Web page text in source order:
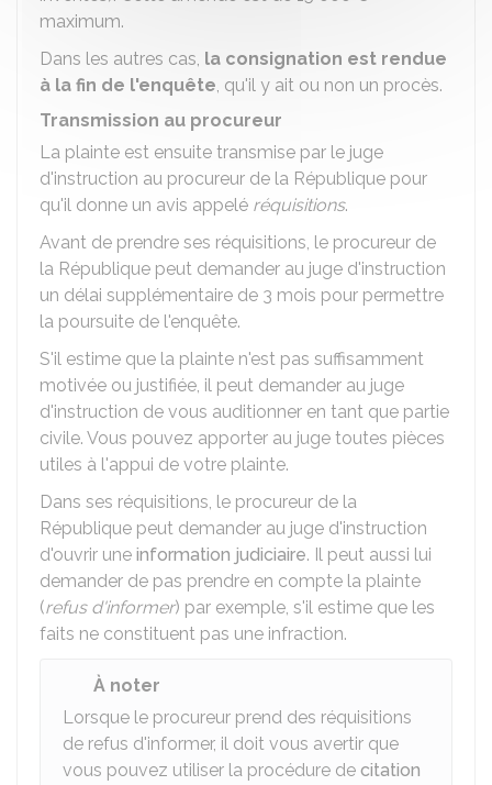
maximum.
Dans les autres cas, la consignation est rendue
à la fin de l'enquête, qu'il y ait ou non un procès.
Transmission au procureur
La plainte est ensuite transmise par le juge
d'instruction au procureur de la République pour
qu'il donne un avis appelé réquisitions.
Avant de prendre ses réquisitions, le procureur de
la République peut demander au juge d'instruction
un délai supplémentaire de 3 mois pour permettre
la poursuite de l'enquête.
S'il estime que la plainte n'est pas suffisamment
motivée ou justifiée, il peut demander au juge
d'instruction de vous auditionner en tant que partie
civile. Vous pouvez apporter au juge toutes pièces
utiles à l'appui de votre plainte.
Dans ses réquisitions, le procureur de la
République peut demander au juge d'instruction
d'ouvrir une information judiciaire. Il peut aussi lui
demander de pas prendre en compte la plainte
(refus d'informer) par exemple, s'il estime que les
faits ne constituent pas une infraction.
À noter
Lorsque le procureur prend des réquisitions
de refus d'informer, il doit vous avertir que
vous pouvez utiliser la procédure de citation